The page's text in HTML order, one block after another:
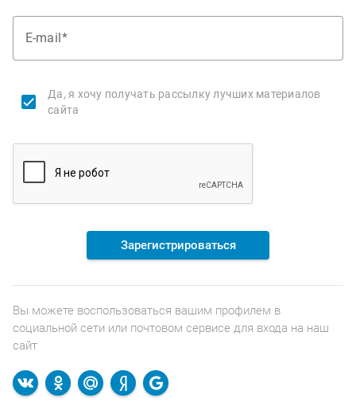
E-mail
Да, я хочу получать рассылку лучших материалов
сайта
Зарегистрироваться
Вы можете воспользоваться вашим профилем в
социальной сети или почтовом сервисе для входа на наш
сайт